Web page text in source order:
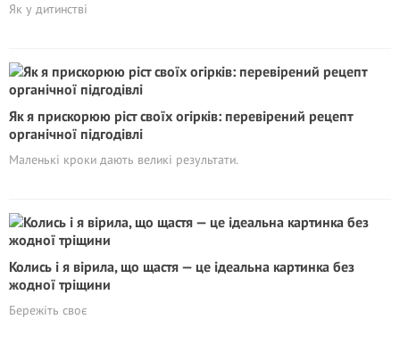
Як у дитинстві
Як я прискорюю ріст своїх огірків: перевірений рецепт
органічної підгодівлі
Маленькі кроки дають великі результати.
Колись і я вірила, що щастя — це ідеальна картинка без
жодної тріщини
Бережіть своє